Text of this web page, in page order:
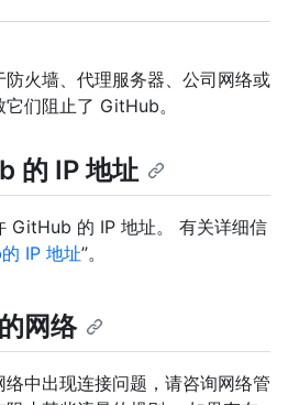
火墙、代理服务器、公司网络或
们阻止了 GitHub。
的 IP 地址
GitHub 的 IP 地址。 有关详细信
IP 地址”。
网络
中出现连接问题，请咨询网络管